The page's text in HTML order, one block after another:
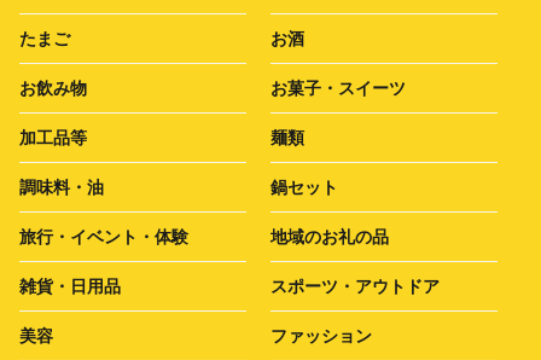
たまご お酒
お飲み物 お菓子・スイーツ
加工品等 麺類
調味料・油 鍋セット
旅行・イベント・体験 地域のお礼の品
雑貨・日用品 スポーツ・アウトドア
美容 ファッション